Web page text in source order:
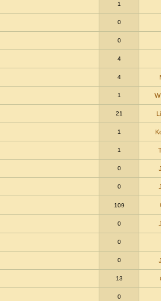
1
0
0
4
4
1
21
1
1
0
0
109
0
0
0
13
0